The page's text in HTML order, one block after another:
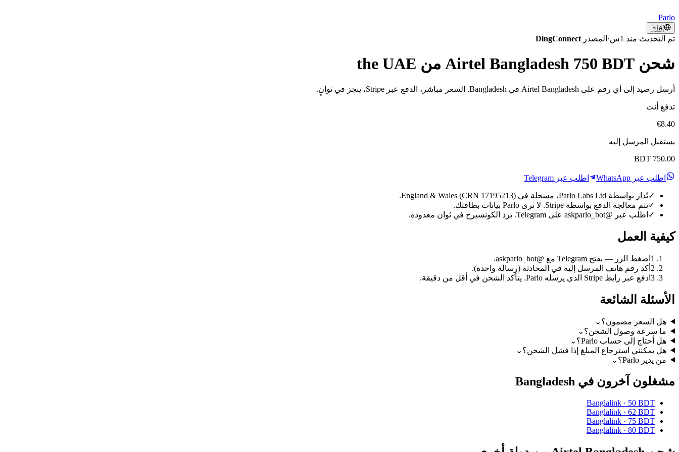
Parlo
🇲🇦
تم التحديث منذ 1س · المصدر DingConnect
شحن Airtel Bangladesh 750 BDT من the UAE
أرسل رصيد إلى أي رقم على Airtel Bangladesh في Bangladesh. السعر مباشر، الدفع عبر Stripe، ينجز في ثوانٍ.
تدفع أنت
€8.40
يستقبل المرسل إليه
BDT 750.00
اطلب عبر WhatsApp اطلب عبر Telegram
✓تُدار بواسطة Parlo Labs Ltd، مسجلة في England & Wales (CRN 17195213).
✓تتم معالجة الدفع بواسطة Stripe. لا ترى Parlo بيانات بطاقتك.
✓ اطلب عبر @askparlo_bot على Telegram. يرد الكونسيرج في ثوان معدودة.
كيفية العمل
1 اضغط الزر — يفتح Telegram مع @askparlo_bot.
2 أكد رقم هاتف المرسل إليه في المحادثة (رسالة واحدة).
3 ادفع عبر رابط Stripe الذي يرسله Parlo. يتأكد الشحن في أقل من دقيقة.
الأسئلة الشائعة
هل السعر مضمون؟ ⌄
ما سرعة وصول الشحن؟ ⌄
هل أحتاج إلى حساب Parlo؟
⌄
هل يمكنني استرجاع المبلغ إذا فشل الشحن؟ ⌄
من يدير Parlo؟
⌄
مشغلون آخرون في Bangladesh
Banglalink · 50 BDT
Banglalink · 62 BDT
Banglalink · 75 BDT
Banglalink · 80 BDT